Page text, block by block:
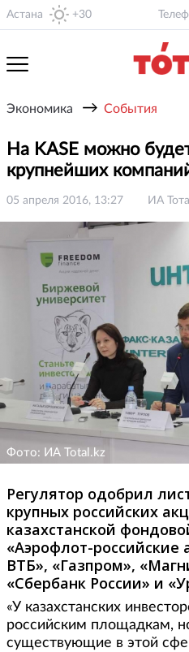
Астана +30
Экономика → События
На KASE можно
крупнейших
05 апреля 2016, 13:27 ИА
Фото: ИА Total.kz
Регулятор одобрил
крупных российских
казахстанской
«Аэрофлот-российские
ВТБ», «Газпром»,
«Сбербанк России» и
«У казахстанских
российским площадкам,
существующие в этой